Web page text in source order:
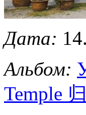
Дата:
Альбом:
Temple